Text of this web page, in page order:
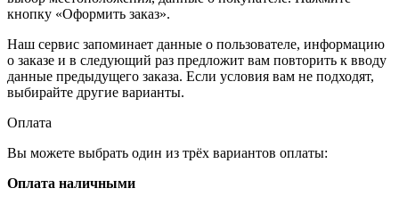
кнопку «Оформить заказ».
Наш сервис запоминает данные о пользователе, информацию
о заказе и в следующий раз предложит вам повторить к вводу
данные предыдущего заказа. Если условия вам не подходят,
выбирайте другие варианты.
Оплата
Вы можете выбрать один из трёх вариантов оплаты:
Оплата наличными